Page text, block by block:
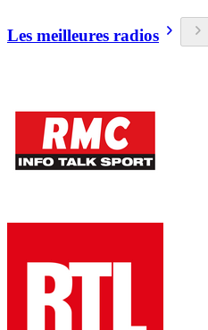
Les meilleures radios